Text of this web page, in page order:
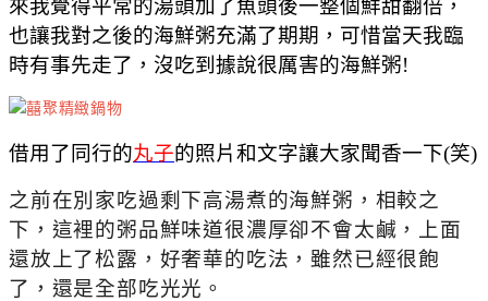
來我覺得平常的湯頭加了魚頭後一整個鮮甜翻倍，
也讓我對之後的海鮮粥充滿了期期，可惜當天我臨
時有事先走了，沒吃到據說很厲害的海鮮粥!
借用了同行的丸子的照片和文字讓大家聞香一下(笑)
之前在別家吃過剩下高湯煮的海鮮粥，相較之
下，這裡的粥品鮮味道很濃厚卻不會太鹹，上面
還放上了松露，好奢華的吃法，雖然已經很飽
了，還是全部吃光光。